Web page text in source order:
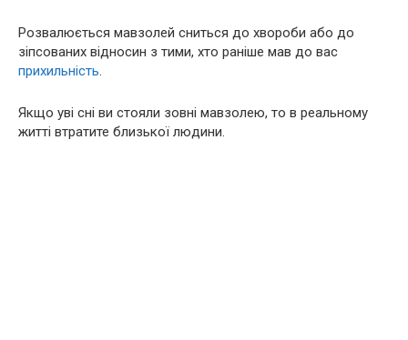
Розвалюється мавзолей сниться до хвороби або до
зіпсованих відносин з тими, хто раніше мав до вас
прихильність.
Якщо уві сні ви стояли зовні мавзолею, то в реальному
житті втратите близької людини.